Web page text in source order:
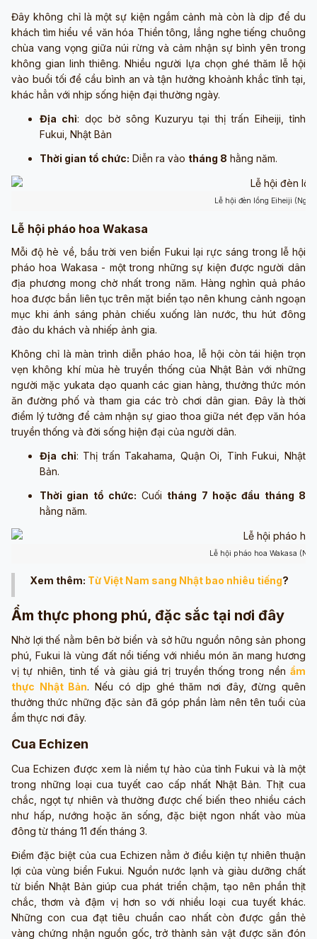
Đây không chỉ là một sự kiện ngắm cảnh mà còn là dịp để du
khách tìm hiểu về văn hóa Thiền tông, lắng nghe tiếng chuông
chùa vang vọng giữa núi rừng và cảm nhận sự bình yên trong
không gian linh thiêng. Nhiều người lựa chọn ghé thăm lễ hội
vào buổi tối để cầu bình an và tận hưởng khoảnh khắc tĩnh tại,
khác hẳn với nhịp sống hiện đại thường ngày.
Địa chỉ: dọc bờ sông Kuzuryu tại thị trấn Eiheiji, tỉnh
Fukui, Nhật Bản
Thời gian tổ chức: Diễn ra vào tháng 8 hằng năm.
Lễ hội đèn lồng Eiheiji
Lễ hội pháo hoa Wakasa
Mỗi độ hè về, bầu trời ven biển Fukui lại rực sáng trong lễ hội
pháo hoa Wakasa - một trong những sự kiện được người dân
địa phương mong chờ nhất trong năm. Hàng nghìn quả pháo
hoa được bắn liên tục trên mặt biển tạo nên khung cảnh ngoạn
mục khi ánh sáng phản chiếu xuống làn nước, thu hút đông
đảo du khách và nhiếp ảnh gia.
Không chỉ là màn trình diễn pháo hoa, lễ hội còn tái hiện trọn
vẹn không khí mùa hè truyền thống của Nhật Bản với những
người mặc yukata dạo quanh các gian hàng, thưởng thức món
ăn đường phố và tham gia các trò chơi dân gian. Đây là thời
điểm lý tưởng để cảm nhận sự giao thoa giữa nét đẹp văn hóa
truyền thống và đời sống hiện đại của người dân.
Địa chỉ: Thị trấn Takahama, Quận Oi, Tỉnh Fukui, Nhật
Bản.
Thời gian tổ chức: Cuối tháng 7 hoặc đầu tháng 8
hằng năm.
Lễ hội pháo hoa Wakasa
Xem thêm: Từ Việt Nam sang Nhật bao nhiêu tiếng?
Ẩm thực phong phú, đặc sắc tại nơi đây
Nhờ lợi thế nằm bên bờ biển và sở hữu nguồn nông sản phong
phú, Fukui là vùng đất nổi tiếng với nhiều món ăn mang hương
vị tự nhiên, tinh tế và giàu giá trị truyền thống trong nền ẩm
thực Nhật Bản. Nếu có dịp ghé thăm nơi đây, đừng quên
thưởng thức những đặc sản đã góp phần làm nên tên tuổi của
ẩm thực nơi đây.
Cua Echizen
Cua Echizen được xem là niềm tự hào của tỉnh Fukui và là một
trong những loại cua tuyết cao cấp nhất Nhật Bản. Thịt cua
chắc, ngọt tự nhiên và thường được chế biến theo nhiều cách
như hấp, nướng hoặc ăn sống, đặc biệt ngon nhất vào mùa
đông từ tháng 11 đến tháng 3.
Điểm đặc biệt của cua Echizen nằm ở điều kiện tự nhiên thuận
lợi của vùng biển Fukui. Nguồn nước lạnh và giàu dưỡng chất
từ biển Nhật Bản giúp cua phát triển chậm, tạo nên phần thịt
chắc, thơm và đậm vị hơn so với nhiều loại cua tuyết khác.
Những con cua đạt tiêu chuẩn cao nhất còn được gắn thẻ
vàng chứng nhận nguồn gốc, trở thành sản vật được săn đón